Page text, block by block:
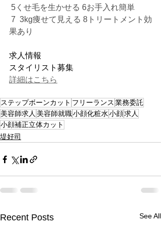
5くせ毛を生かせる 6お手入れ簡単
果あり
求人情報
スタイリスト募集
詳細はこちら
ステップボーンカット フリーランス 業務委託
美容師求人 美容師就職小顔化粧水小顔求人
小顔補正立体カット
堤好司
Recent Posts See All